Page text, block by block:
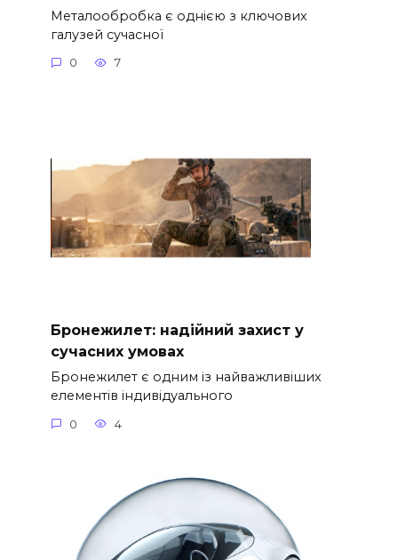
Металообробка є однією з ключових
галузей сучасної
0 7
Бронежилет: надійний захист у
сучасних умовах
Бронежилет є одним із найважливіших
елементів індивідуального
0 4